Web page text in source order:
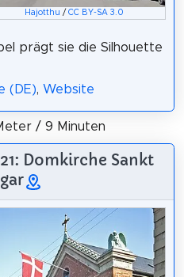
Hajotthu /CC BY-SA 3.0
prägt sie die Silhouette
(DE), Website
/ 9 Minuten
Domkirche Sankt